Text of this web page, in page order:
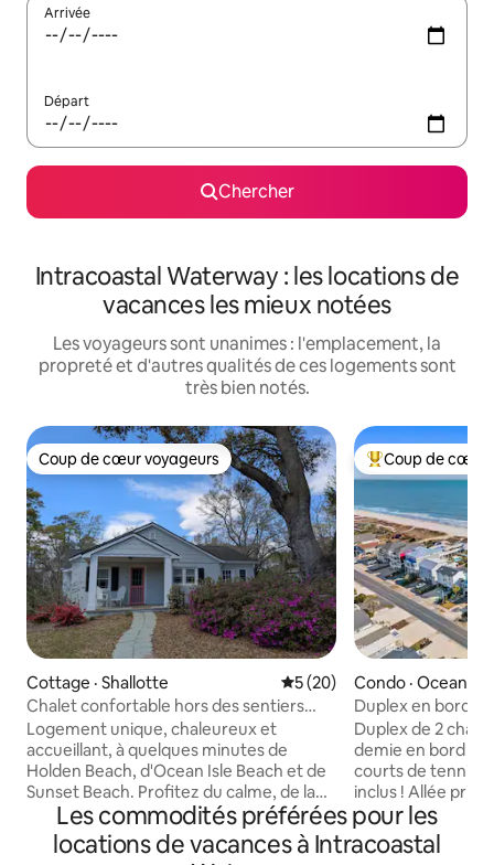
Arrivée
Départ
Chercher
Intracoastal Waterway : les locations de
vacances les mieux notées
Les voyageurs sont unanimes : l'emplacement, la
propreté et d'autres qualités de ces logements sont
très bien notés.
Coup de cœur voyageurs
Coup de cœur voyageurs
Cottage · Shallotte Note moyenne de 5 sur 5,
5 (20)
Chalet confortable hors des sentiers
battus, à proximité des plages
Logement unique, chaleureux et
accueillant, à quelques minutes de
Holden Beach, d'Ocean Isle Beach et de
Sunset Beach. Profitez du calme, de la
tranquillité et de la nature en étant niché
dans les arbres, près de la rivière, mais à
quelques minutes des restaurants et
Coup de cœur
Coup de cœur
Condo · Ocean
Duplex en bord
Duplex de 2
demie en bord de
courts de tennis !
inclus ! Allée
voiturettes de
politique stricte
animaux de
Les commodités préférées pour les
locations de vacances à Intracoastal